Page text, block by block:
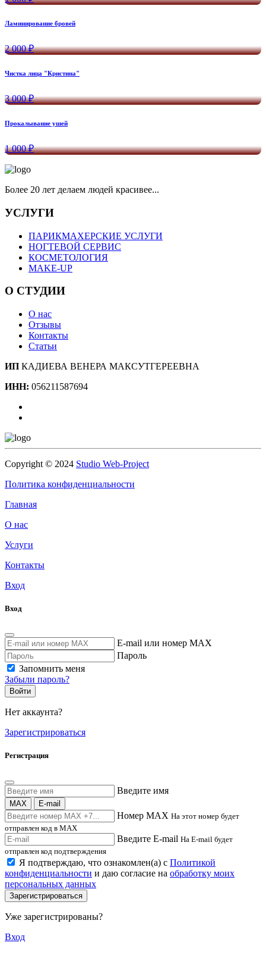
Ламинирование бровей
2 000 ₽
Чистка лица "Кристина"
3 000 ₽
Прокалывание ушей
1 000 ₽
Более 20 лет делаем людей красивее...
УСЛУГИ
ПАРИКМАХЕРСКИЕ УСЛУГИ
НОГТЕВОЙ СЕРВИС
КОСМЕТОЛОГИЯ
MAKE-UP
О СТУДИИ
О нас
Отзывы
Контакты
Статьи
ИП КАДИЕВА ВЕНЕРА МАКСУТГЕРЕЕВНА
ИНН: 056211587694
Copyright © 2024 Studio Web-Project
Политика конфиденциальности
Главная
О нас
Услуги
Контакты
Вход
Вход
E-mail или номер MAX
Пароль
Запомнить меня
Забыли пароль?
Войти
Нет аккаунта?
Зарегистрироваться
Регистрация
Введите имя
MAX E-mail
Номер MAX На этот номер будет
отправлен код в MAX
Введите E-mail На E-mail будет
отправлен код подтверждения
Я подтверждаю, что ознакомлен(а) с Политикой
конфиденциальности и даю согласие на обработку моих
персональных данных
Зарегистрироваться
Уже зарегистрированы?
Вход